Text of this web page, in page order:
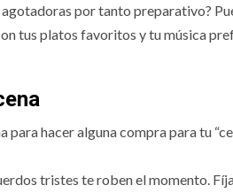
por tanto preparativo?
tus platos favoritos y tu música
para hacer alguna compra para tu
tristes te roben el momento.